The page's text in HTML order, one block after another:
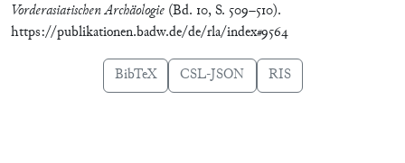
Vorderasiatischen Archäologie (Bd. 10, S. 509–510).
https://publikationen.badw.de/de/rla/index#9564
BibTeX CSL-JSON RIS